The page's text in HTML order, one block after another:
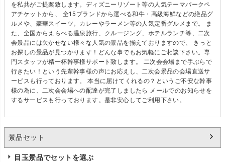
を私共がご提案致します。ディズニーリゾート等の人気テーマパークペ
アチケットから、 全15ブランドから選べる和牛・高級海鮮などの絶品グ
ルメや、豪華スイーツ。カレーやラーメン等の人気定番グルメまで。 ま
た、全国からえらべる温泉旅行、クルージング、ホテルランチ等、二次
会景品には欠かせない様々な人気の景品を揃えておりますので、 きっと
お探しの景品が見つかります！どんな事でもお気軽にご相談下さい。専
門スタッフが精一杯幹事様サポート致します。 二次会会場まで手ぶらで
行きたい！という先輩幹事様の声にお応えし、二次会景品の会場直送サ
ービスも行っております。 本当に届けてくれるの？というご不安な幹事
様の為に、二次会会場への配達が完了しましたら メールでのお知らせを
するサービスも行っております。是非安心してご利用下さい。
景品セット
目玉景品でセットを選ぶ